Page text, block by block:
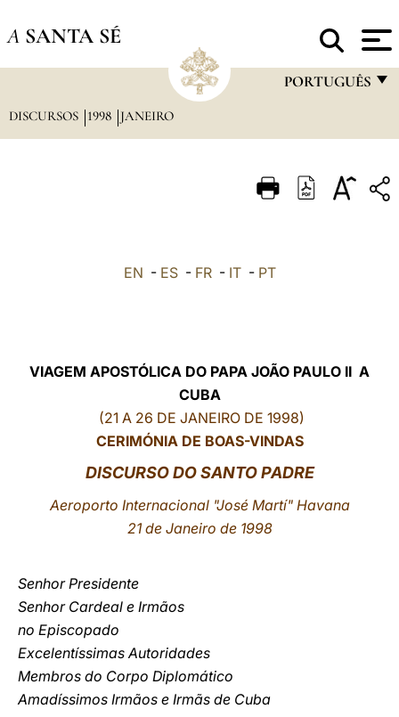
A SANTA SÉ
PORTUGUÊS
ITALIANO
LATINE
DISCURSOS 1998 JANEIRO
EN - ES- FR- IT- PT
VIAGEM APOSTÓLICA DO PAPA JOÃO PAULO II A
CUBA
(21 A 26 DE JANEIRO DE 1998)
CERIMÓNIA DE BOAS-VINDAS
DISCURSO DO SANTO PADRE
Aeroporto Internacional "José Martí" Havana
21 de Janeiro de 1998
Senhor Presidente
Senhor Cardeal e Irmãos
no Episcopado
Excelentíssimas Autoridades
Membros do Corpo Diplomático
Amadíssimos Irmãos e Irmãs de Cuba